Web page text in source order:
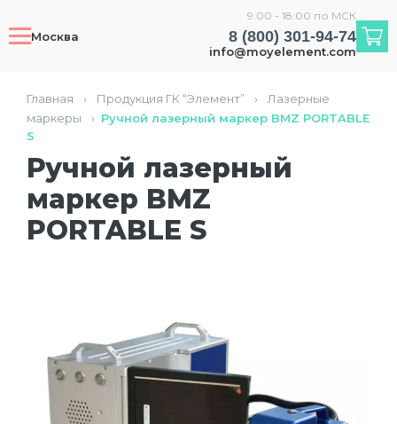
Москва
9:00 - 18:00 по МСК
8 (800) 301-94-74
info@moyelement.com
Главная › Продукция ГК “Элемент” ›
Лазерные
маркеры
› Ручной лазерный маркер BMZ PORTABLE
S
Ручной лазерный
маркер BMZ
PORTABLE S